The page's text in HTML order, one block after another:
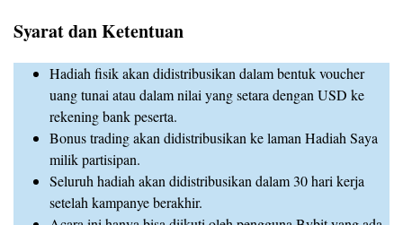
Syarat dan Ketentuan
Hadiah fisik akan didistribusikan dalam bentuk voucher
uang tunai atau dalam nilai yang setara dengan USD ke
rekening bank peserta.
Bonus trading akan didistribusikan ke laman Hadiah Saya
milik partisipan.
Seluruh hadiah akan didistribusikan dalam 30 hari kerja
setelah kampanye berakhir.